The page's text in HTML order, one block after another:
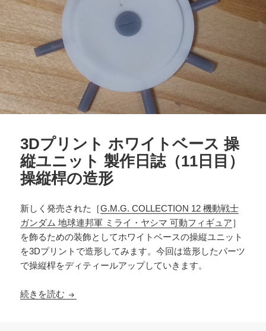
3Dプリント ホワイトベース 操
縦ユニット 製作日誌（11日目）
操縦桿の造形
新しく発売された［G.M.G. COLLECTION 12 機動戦士
ガンダム 地球連邦軍 ミライ・ヤシマ 可動フィギュア］
を飾るための装飾としてホワイトベースの操縦ユニット
を3Dプリントで造形してみます。今回は造形したパーツ
で操縦桿をディティールアップしていきます。
続きを読む 3Dプリント ホワイトベース 操縦ユニット 製作